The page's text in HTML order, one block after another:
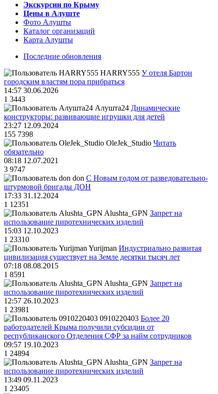
Экскурсии по Крыму
Цены в Алуште
Фото Алушты
Каталог организаций
Карта Алушты
Последние обновления
HARRY555 У отеля Бартон
городским властям пора прибраться
14:57 30.06.2026
1 3443
Алушта24 Динамические
конструкторы: развивающие игрушки для детей
23:27 12.09.2024
155 7398
OleJek_Studio Читать
обязательно
08:18 12.07.2021
3 9747
don С Новым годом от разведовательно-
штурмовой бригады ДОН
17:33 31.12.2024
1 12351
Alushta_GPN Запрет на
использование пиротехнических изделий
15:03 12.10.2023
1 23310
Yurijman Индустриально развитая
цивилизация существует на Земле десятки тысяч лет
07:18 08.08.2015
1 8591
Alushta_GPN Запрет на
использование пиротехнических изделий
12:57 26.10.2023
1 23981
0910220403 Более 20
работодателей Крыма получили субсидии от
республиканского Отделения СФР за найм сотрудников
09:57 19.10.2023
1 24894
Alushta_GPN Запрет на
использование пиротехнических изделий
13:49 09.11.2023
1 23405